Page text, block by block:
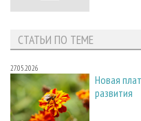
СТАТЬИ ПО ТЕМЕ
27.05.2026
Новая
развития